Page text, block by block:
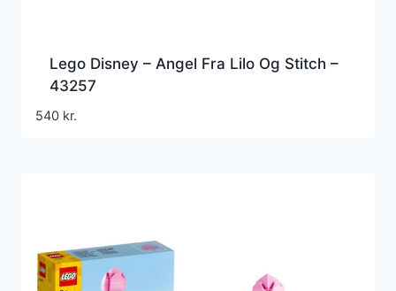
Lego Disney – Angel Fra Lilo Og Stitch –
43257
540 kr.